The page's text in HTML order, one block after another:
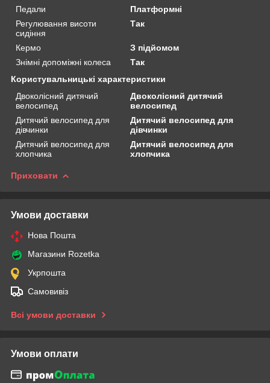
Педали
Платформні
Регулювання висоти
сидіння
Так
Кермо
З підйомом
Знімні допоміжні колеса
Так
Користувальницькі характеристики
Двоколісний дитячий
велосипед
Двоколісний дитячий
велосипед
Дитячий велосипед для
дівчинки
Дитячий велосипед для
дівчинки
Дитячий велосипед для
хлопчика
Дитячий велосипед для
хлопчика
Приховати
Умови доставки
Нова Пошта
Магазини Rozetka
Укрпошта
Самовивіз
Всі умови доставки
Умови оплати